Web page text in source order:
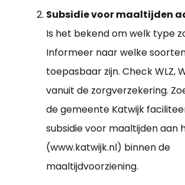
Subsidie voor maaltijden
Is het bekend om welk type
Informeer naar welke
toepasbaar zijn. Check WLZ,
vanuit de zorgverzekering.
de gemeente Katwijk
subsidie voor maaltijden aan
(www.katwijk.nl) binnen de
maaltijdvoorziening.